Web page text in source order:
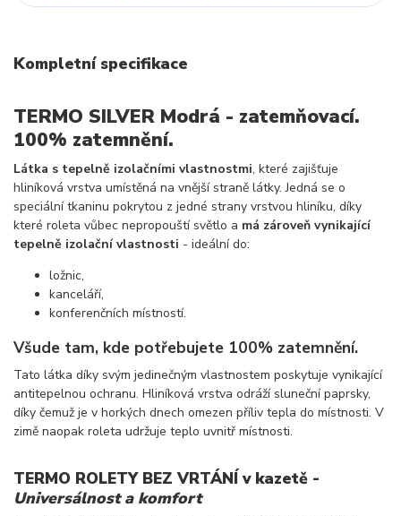
Kompletní specifikace
TERMO SILVER Modrá - zatemňovací.
100% zatemnění.
Látka s tepelně izolačními vlastnostmi, které zajišťuje
hliníková vrstva umístěná na vnější straně látky. Jedná se o
speciální tkaninu pokrytou z jedné strany vrstvou hliníku, díky
které roleta vůbec nepropouští světlo a má zároveň vynikající
tepelně izolační vlastnosti - ideální do:
ložnic,
kanceláří,
konferenčních místností.
Všude tam, kde potřebujete 100% zatemnění.
Tato látka díky svým jedinečným vlastnostem poskytuje vynikající
antitepelnou ochranu. Hliníková vrstva odráží sluneční paprsky,
díky čemuž je v horkých dnech omezen příliv tepla do místnosti. V
zimě naopak roleta udržuje teplo uvnitř místnosti.
TERMO ROLETY BEZ VRTÁNÍ v kazetě -
Universálnost a komfort